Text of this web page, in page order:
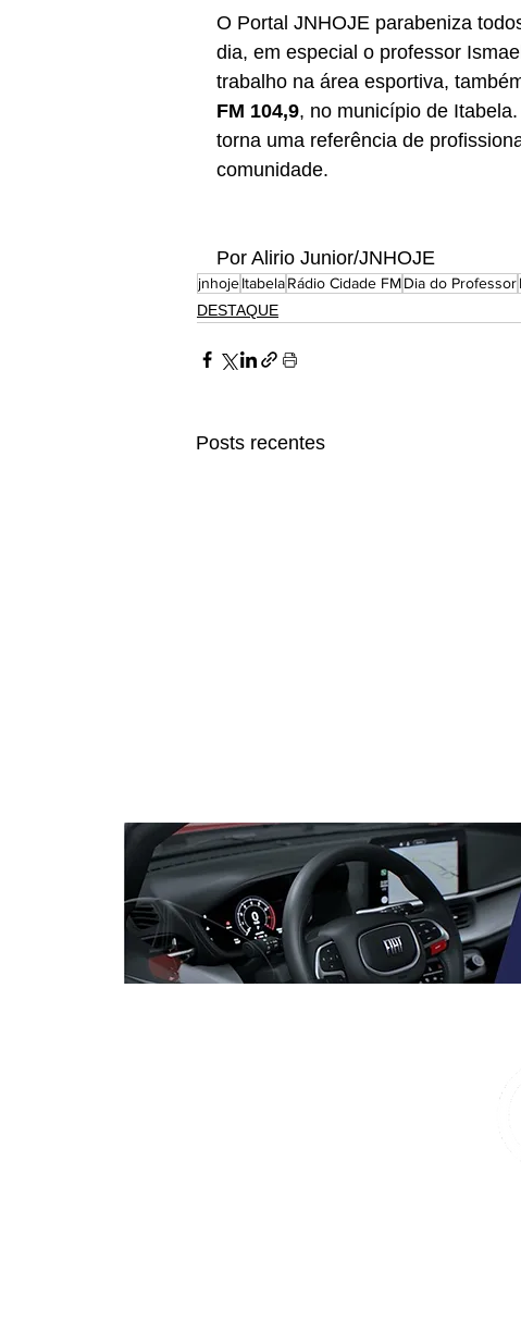
O Portal JNHOJE parabeniza
dia, em especial o professor
trabalho na área esportiva,
FM 104,9, no município de
torna uma referência de
comunidade.
Por Alirio Junior/JNHOJE
jnhojeItabelaRádio Cidade FMDia do Professor
DESTAQUE
Posts recentes